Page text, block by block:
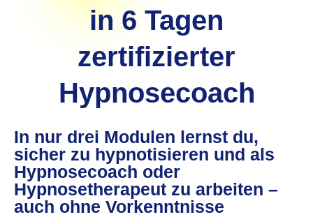
in 6 Tagen
zertifizierter
Hypnosecoach
In nur drei Modulen lernst du,
sicher zu hypnotisieren und als
Hypnosecoach oder
Hypnosetherapeut zu arbeiten –
auch ohne Vorkenntnisse